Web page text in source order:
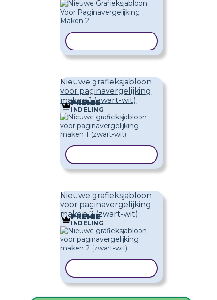
Nieuwe grafieksjabloon
voor paginavergelijking
maken 1 (zwart-wit)
PREMIE
INDELING
Nieuwe grafieksjabloon
voor paginavergelijking
maken 2 (zwart-wit)
PREMIE
INDELING